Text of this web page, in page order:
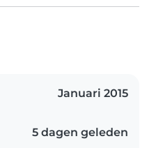
Januari 2015
5 dagen geleden